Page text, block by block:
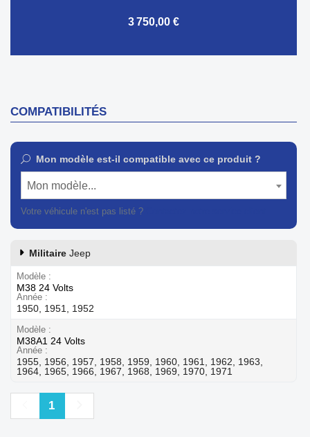
3 750,00 €
COMPATIBILITÉS
Mon modèle est-il compatible avec ce produit ?
Mon modèle...
Votre véhicule n'est pas listé ?
Militaire Jeep
Modèle
M38 24 Volts
Année
1950, 1951, 1952
Modèle
M38A1 24 Volts
Année
1955, 1956, 1957, 1958, 1959, 1960, 1961, 1962, 1963,
1964, 1965, 1966, 1967, 1968, 1969, 1970, 1971
Précédent
1